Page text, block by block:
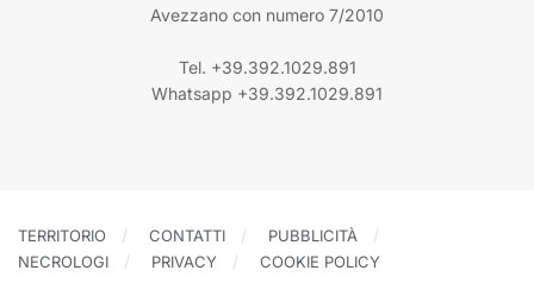
Avezzano con numero 7/2010
Tel. +39.392.1029.891
Whatsapp +39.392.1029.891
TERRITORIO CONTATTI
PUBBLICITÀ
NECROLOGI
PRIVACY COOKIE POLICY